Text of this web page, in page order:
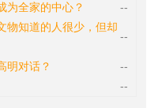
为全家的中心？ --
物知道的人很少，但却
--
明对话？
--
--